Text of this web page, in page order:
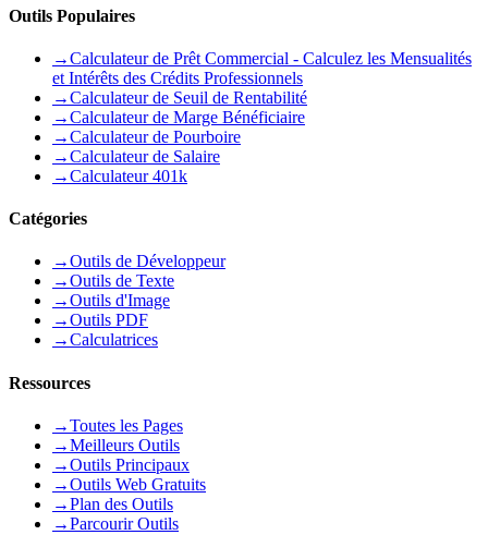
Outils Populaires
→Calculateur de Prêt Commercial - Calculez les Mensualités
et Intérêts des Crédits Professionnels
→Calculateur de Seuil de Rentabilité
→Calculateur de Marge Bénéficiaire
→Calculateur de Pourboire
→Calculateur de Salaire
→Calculateur 401k
Catégories
→Outils de Développeur
→Outils de Texte
→Outils d'Image
→Outils PDF
→Calculatrices
Ressources
→Toutes les Pages
→Meilleurs Outils
→Outils Principaux
→Outils Web Gratuits
→Plan des Outils
→Parcourir Outils